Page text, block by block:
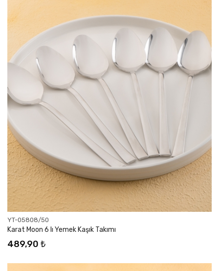
YT-05808/50
Karat Moon 6 lı Yemek Kaşık Takımı
489,90 ₺